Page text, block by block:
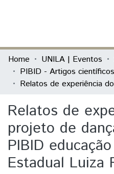
Communities & Collections
All of DSpace
Home UNILA | Eventos
PIBID - Artigos científicos
Relatos de
projeto de
PIBID
Estadual Luiza